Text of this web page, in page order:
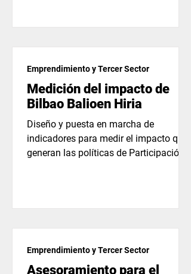
Medición del impacto de
Bilbao Balioen Hiria
Diseño y puesta en marcha de
indicadores para medir el impacto que
generan las políticas de Participación
Emprendimiento y Tercer Sector
Asesoramiento para el
Emprendimiento y Tercer Sector